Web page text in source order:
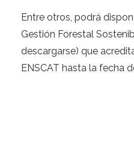
Entre otros, podrá
Gestión Forestal
descargarse) que
ENSCAT hasta la fecha